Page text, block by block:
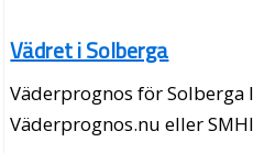
Vädret i Solberga
Väderprognos för
Väderprognos.nu eller